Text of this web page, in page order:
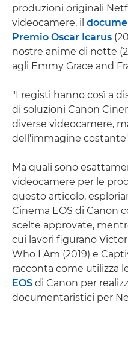
produzioni originali
videocamere, il
Premio Oscar Icarus
nostre anime di notte
agli Emmy Grace and
"I registi hanno così a
di soluzioni Canon
diverse videocamere,
dell'immagine
Ma quali sono
videocamere per le
questo articolo,
Cinema EOS di Canon
scelte approvate,
cui lavori figurano
Who I Am (2019) e
racconta come utilizza
EOS di Canon per
documentaristici per